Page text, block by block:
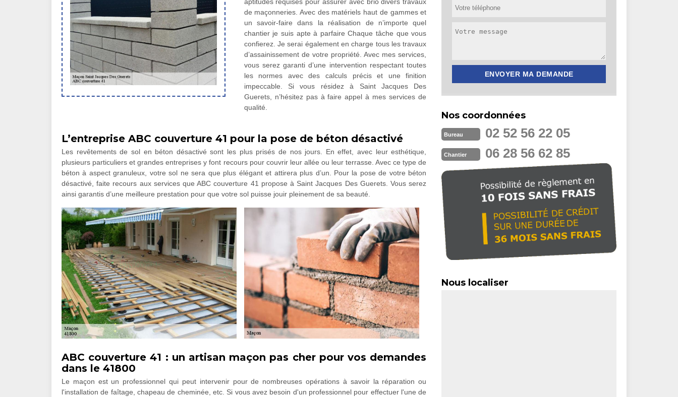
de maçonneries. Avec des matériels haut de gammes et
un savoir-faire dans la réalisation de n’importe quel
chantier je suis apte à parfaire Chaque tâche que vous
confierez. Je serai également en charge tous les travaux
d’assainissement de votre propriété. Avec mes services,
vous serez garanti d’une intervention respectant toutes
les normes avec des calculs précis et une finition
impeccable. Si vous résidez à Saint Jacques Des
Guerets, n’hésitez pas à faire appel à mes services de
qualité.
L’entreprise ABC couverture 41 pour la pose de béton désactivé
Les revêtements de sol en béton désactivé sont les plus prisés de nos jours. En effet, avec leur esthétique,
plusieurs particuliers et grandes entreprises y font recours pour couvrir leur allée ou leur terrasse. Avec ce type de
béton à aspect granuleux, votre sol ne sera que plus élégant et attirera plus d’un. Pour la pose de votre béton
désactivé, faite recours aux services que ABC couverture 41 propose à Saint Jacques Des Guerets. Vous serez
ainsi garantis d’une meilleure prestation pour que votre sol puisse jouir pleinement de sa beauté.
ABC couverture 41 : un artisan maçon pas cher pour vos demandes
dans le 41800
Le maçon est un professionnel qui peut intervenir pour de nombreuses opérations à savoir la réparation ou
l'installation de faîtage, chapeau de cheminée, etc. Si vous avez besoin d'un professionnel pour effectuer l'une de
Nos coordonnées
Bureau 02 52 56 22 05
Chantier 06 28 56 62 85
Nous localiser